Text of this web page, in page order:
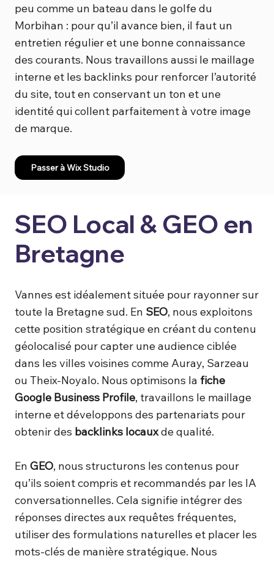
peu comme un bateau dans le golfe du
Morbihan : pour qu’il avance bien, il faut un
entretien régulier et une bonne connaissance
des courants. Nous travaillons aussi le maillage
interne et les backlinks pour renforcer l’autorité
du site, tout en conservant un ton et une
identité qui collent parfaitement à votre image
de marque.
Passer à Wix Studio
SEO Local & GEO en
Bretagne
Vannes est idéalement située pour rayonner sur
toute la Bretagne sud. En SEO, nous exploitons
cette position stratégique en créant du contenu
géolocalisé pour capter une audience ciblée
dans les villes voisines comme Auray, Sarzeau
ou Theix-Noyalo. Nous optimisons la fiche
Google Business Profile, travaillons le maillage
interne et développons des partenariats pour
obtenir des backlinks locauxde qualité.
En GEO, nous structurons les contenus pour
qu’ils soient compris et recommandés par les IA
conversationnelles. Cela signifie intégrer des
réponses directes aux requêtes fréquentes,
utiliser des formulations naturelles et placer les
mots-clés de manière stratégique. Nous